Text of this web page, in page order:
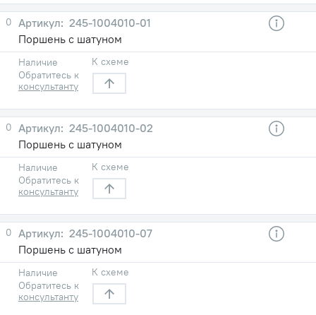
0
245-1004010-01
Поршень с шатуном
Наличие
Обратитесь к
консультанту
К схеме
0
245-1004010-02
Поршень с шатуном
Наличие
Обратитесь к
консультанту
К схеме
0
245-1004010-07
Поршень с шатуном
Наличие
Обратитесь к
консультанту
К схеме